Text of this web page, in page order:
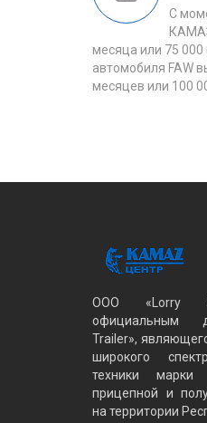
С
месяца или 75 000
автомобиля FAW
месяцев или 100
ООО «Lorry
официальным
Trailer»,
широкого
техники
прицепной и
на территории